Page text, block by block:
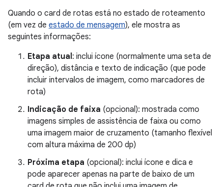
Quando o card de rotas está no estado de roteamento
(em vez de estado de mensagem), ele mostra as
seguintes informações:
Etapa atual : inclui ícone (normalmente uma seta de
direção), distância e texto de indicação (que pode
incluir intervalos de imagem, como marcadores de
rota)
Indicação de faixa (opcional): mostrada como
imagens simples de assistência de faixa ou como
uma imagem maior de cruzamento (tamanho flexível
com altura máxima de 200 dp)
Próxima etapa (opcional): inclui ícone e dica e
pode aparecer apenas na parte de baixo de um